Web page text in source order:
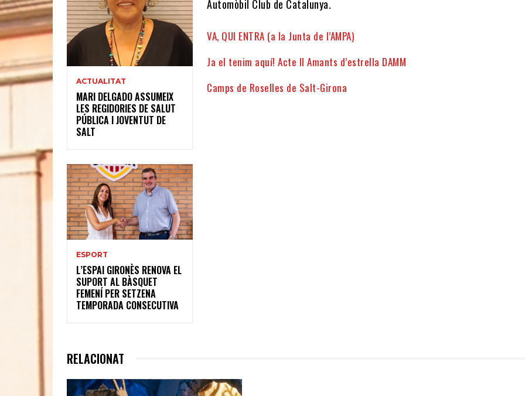
ACTUALITAT
MARI DELGADO ASSUMEIX
LES REGIDORIES DE SALUT
PÚBLICA I JOVENTUT DE
SALT
ESPORT
L’ESPAI GIRONÈS RENOVA EL
SUPORT AL BÀSQUET
FEMENÍ PER SETZENA
TEMPORADA CONSECUTIVA
Automòbil Club de Catalunya.
VA, QUI ENTRA (a la Junta de l’AMPA)
Ja el tenim aquí! Acte II Amants d’estrella DAMM
Camps de Roselles de Salt-Girona
RELACIONAT